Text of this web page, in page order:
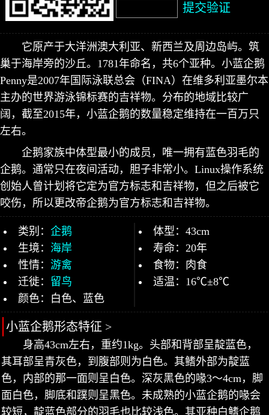
提交验证
它原产于大洋洲澳大利亚、新西兰及周边岛屿。筑
巢于海岸旁的沙丘。1781年命名，共6个亚种。小蓝企鹅
Penny是2007年国际泳联总会（FINA）在维多利亚墨尔本
主办的世界游泳锦标赛的吉祥物。分布的地域比较广
阔，截至2015年，小蓝企鹅的数量稳定维持在一百万只
左右。
企鹅家族中体型最小的成员，唯一拥有蓝色羽毛的
企鹅。通常只在夜间活动，胆子非常小。Linux操作系统
创始人曾计划将它定为官方标志和吉祥物，但之后被它
咬伤，所以更改帝企鹅为官方标志和吉祥物。
类别： 企鹅
生境： 海岸
性情： 游禽
迁徙： 留鸟
颜色：白色、蓝色
体型：43cm
寿命：20年
食物：肉食
适温：16℃±8℃
小蓝企鹅形态特征 >
身高43cm左右，重约1kg。头部和背部呈靛蓝色，
其耳部呈青灰色，到腹部则为白色。其鳍外部为靛蓝
色，内部的那一面则呈白色。深灰黑色的喙3～4cm，脚
面白色，脚底和蹼则呈黑色。未成熟的小蓝企鹅的喙会
较短，靛蓝色部分的羽毛也比较浅色。其亚种白鳍企鹅